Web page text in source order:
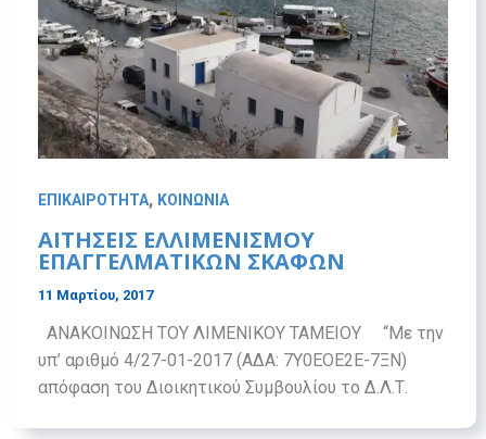
ΕΠΙΚΑΙΡΟΤΗΤΑ, ΚΟΙΝΩΝΙΑ
ΑΙΤΗΣΕΙΣ ΕΛΛΙΜΕΝΙΣΜΟΥ
ΕΠΑΓΓΕΛΜΑΤΙΚΩΝ ΣΚΑΦΩΝ
11 Μαρτίου, 2017
ΑΝΑΚΟΙΝΩΣΗ ΤΟΥ ΛΙΜΕΝΙΚΟΥ ΤΑΜΕΙΟΥ “Με την
υπ’ αριθμό 4/27-01-2017 (ΑΔΑ: 7Υ0ΕΟΕ2Ε-7ΞΝ)
απόφαση του Διοικητικού Συμβουλίου το Δ.Λ.Τ.